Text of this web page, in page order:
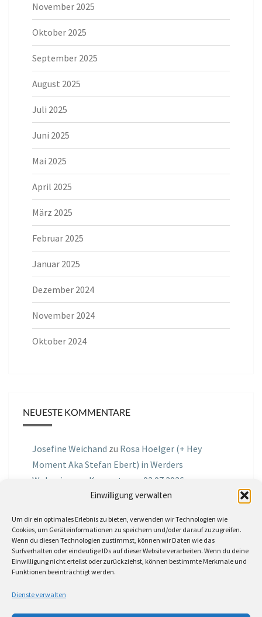
Einwilligung verwalten
Um dir ein optimales Erlebnis zu bieten, verwenden wir Technologien wie
Cookies, um Geräteinformationen zu speichern und/oder darauf zuzugreifen.
Wenn du diesen Technologien zustimmst, können wir Daten wie das
Surfverhalten oder eindeutige IDs auf dieser Website verarbeiten. Wenn du deine
Einwilligung nicht erteilst oder zurückziehst, können bestimmte Merkmale und
Funktionen beeinträchtigt werden.
Dienste verwalten
November 2025
Oktober 2025
September 2025
August 2025
Juli 2025
Juni 2025
Mai 2025
April 2025
März 2025
Februar 2025
Januar 2025
Dezember 2024
November 2024
Oktober 2024
NEUESTE KOMMENTARE
Josefine Weichand zu Rosa Hoelger (+ Hey
Moment Aka Stefan Ebert) in Werders
Wohnzimmer Konzerte am 03.07.2026
Podcast Nr.01 vom 08.09.2025 mit Joe Astray
MIRI IN THE GREENzuMiri in the Green in der
Hemingway Lounge, am 30.05.2026